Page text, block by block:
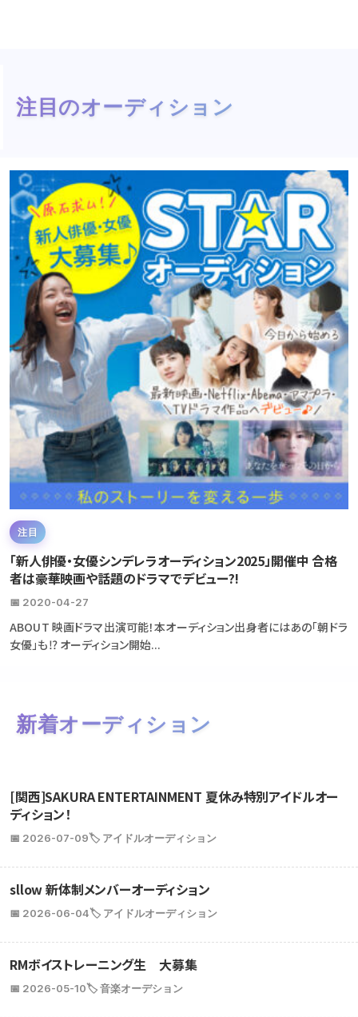
注目のオーディション
注目
「新人俳優・女優シンデレラオーディション2025」開催中 合格
者は豪華映画や話題のドラマでデビュー?!
📅 2020-04-27
ABOUT 映画ドラマ出演可能！本オーディション出身者にはあの「朝ドラ
女優」も⁉ オーディション開始...
新着オーディション
[関西]SAKURA ENTERTAINMENT 夏休み特別アイドルオー
ディション！
📅 2026-07-09🏷️ アイドルオーディション
sllow 新体制メンバーオーディション
📅 2026-06-04🏷️ アイドルオーディション
RMボイストレーニング生 大募集
📅 2026-05-10🏷️ 音楽オーデション